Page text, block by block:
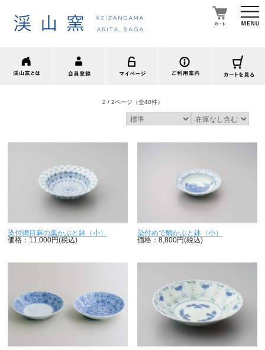
2 / 2ページ （全40件）
染付網目麻の葉かぶと鉢（小）
価格：11,000円(税込)
染付めで鯛かぶと鉢（小）
価格：8,800円(税込)